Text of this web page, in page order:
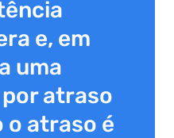
e, em
uma
atraso
o atraso é